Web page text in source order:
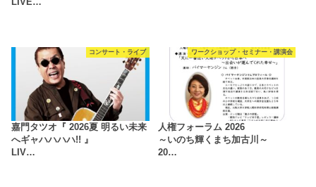
LIVE…
コンサート・ライブ
嘉門タツオ『 2026夏 明るい未来
へギャハハハハ!! 』
LIV…
ワークショップ・セミナー・講演会
人権フォーラム 2026
～いのち輝くまち加古川～
20…